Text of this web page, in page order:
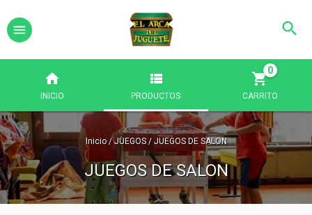
INICIO PRODUCTOS CARRITO
0
Inicio / JUEGOS / JUEGOS DE SALON
JUEGOS DE SALON